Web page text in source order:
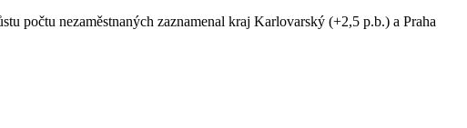
počtu nezaměstnaných zaznamenal kraj Karlovarský (+2,5 p.b.) a Praha